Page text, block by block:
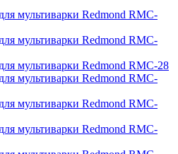
мультиварки Redmond RMC-
мультиварки Redmond RMC-
мультиварки Redmond RMC-28
мультиварки Redmond RMC-
мультиварки Redmond RMC-
мультиварки Redmond RMC-